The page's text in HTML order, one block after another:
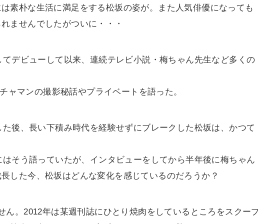
素朴な生活に満足をする松坂の姿が。また人気俳優になっても
ませんでしたがついに・・・
デビューして以来、連続テレビ小説・梅ちゃん先生など多くの
ャマンの撮影秘話やプライベートを語った。
後、長い下積み時代を経験せずにブレークした松坂は、かつて
そう語っていたが、インタビューをしてから半年後に梅ちゃん
した今、松坂はどんな変化を感じているのだろうか？
ん。2012年は某週刊誌にひとり焼肉をしているところをスクー